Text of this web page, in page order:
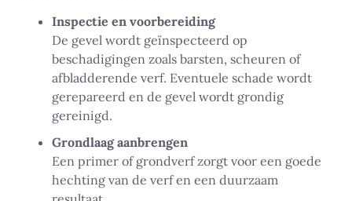
Inspectie en voorbereiding
De gevel wordt geïnspecteerd op
beschadigingen zoals barsten, scheuren of
afbladderende verf. Eventuele schade wordt
gerepareerd en de gevel wordt grondig
gereinigd.
Grondlaag aanbrengen
Een primer of grondverf zorgt voor een goede
hechting van de verf en een duurzaam